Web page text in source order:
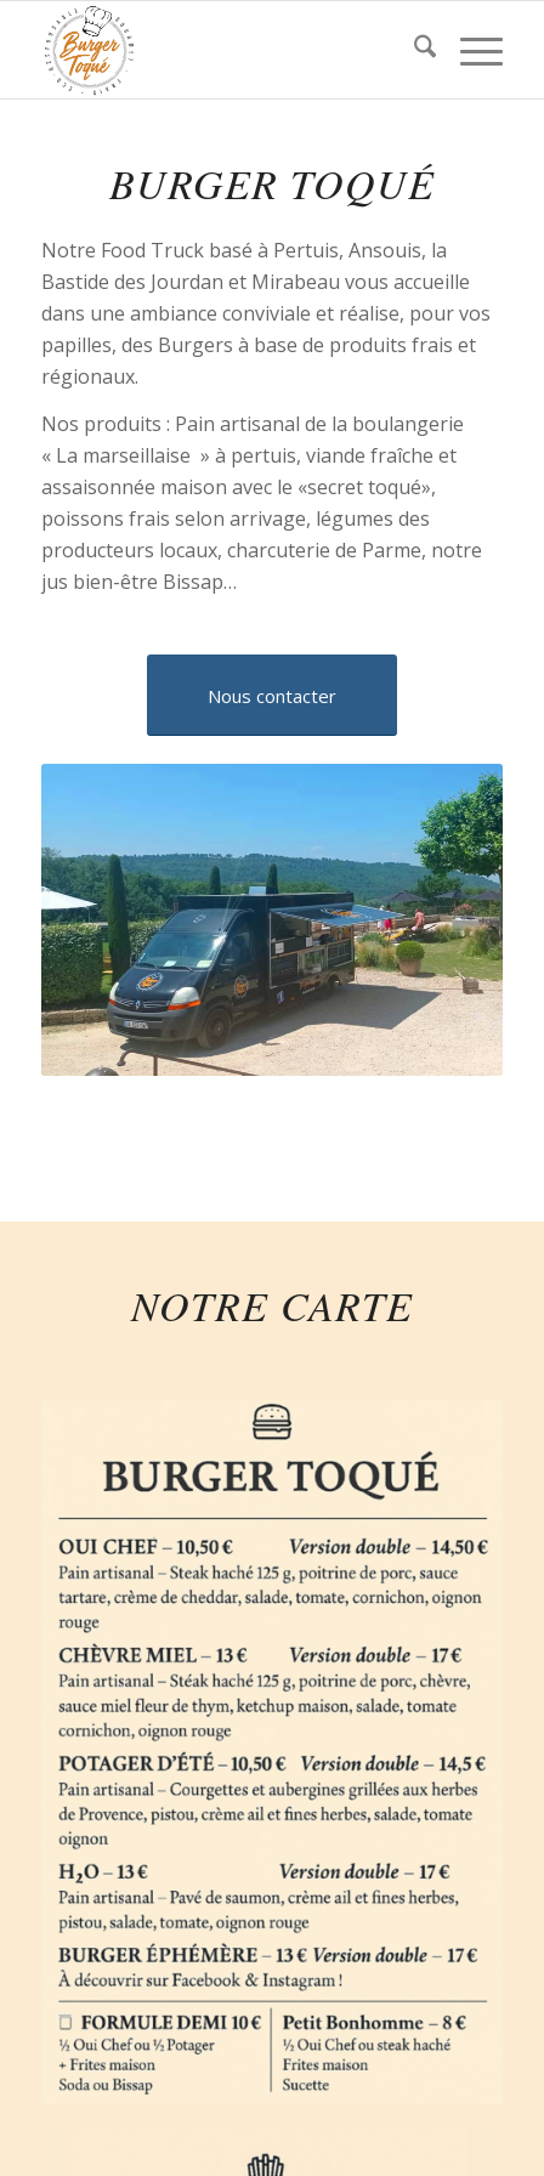
BURGER TOQUÉ
Notre Food Truck basé à Pertuis, Ansouis, la
Bastide des Jourdan et Mirabeau vous accueille
dans une ambiance conviviale et réalise, pour vos
papilles, des Burgers à base de produits frais et
régionaux.
Nos produits : Pain artisanal de la boulangerie
« La marseillaise » à pertuis, viande fraîche et
assaisonnée maison avec le «secret toqué»,
poissons frais selon arrivage, légumes des
producteurs locaux, charcuterie de Parme, notre
jus bien-être Bissap…
Nous contacter
NOTRE CARTE